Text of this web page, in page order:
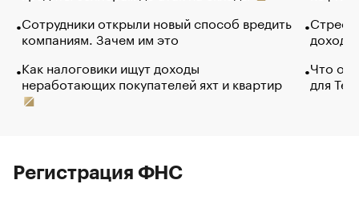
Сотрудники открыли новый способ вредить
компаниям. Зачем им это
Как налоговики ищут доходы
неработающих покупателей яхт и квартир
Что
для
Регистрация ФНС